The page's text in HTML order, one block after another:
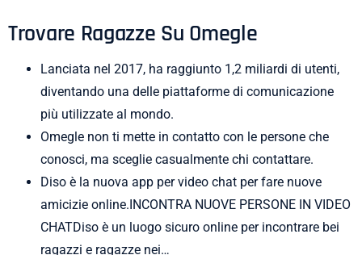
Trovare Ragazze Su Omegle
Lanciata nel 2017, ha raggiunto 1,2 miliardi di utenti,
diventando una delle piattaforme di comunicazione
più utilizzate al mondo.
Omegle non ti mette in contatto con le persone che
conosci, ma sceglie casualmente chi contattare.
Diso è la nuova app per video chat per fare nuove
amicizie online.INCONTRA NUOVE PERSONE IN VIDEO
CHATDiso è un luogo sicuro online per incontrare bei
ragazzi e ragazze nei…